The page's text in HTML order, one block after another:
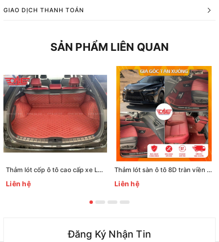
GIAO DỊCH THANH TOÁN
SẢN PHẨM LIÊN QUAN
Thảm lót cốp ô tô cao cấp xe Lexus Rx500 2023
Liên hệ
Thảm lót sàn ô tô 8D tràn viền xe Lexus Rx500 2023
Liên hệ
Đăng Ký Nhận Tin